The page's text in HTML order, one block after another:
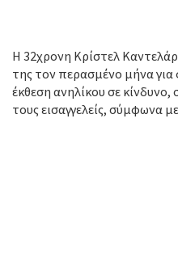
Η 32χρονη Κρίστελ
της τον περασμένο μήνα
έκθεση ανηλίκου σε
τους εισαγγελείς, σύμφωνα